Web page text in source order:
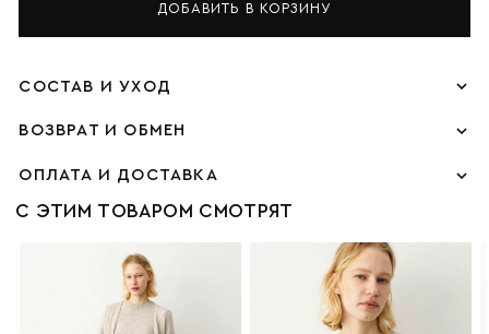
ДОБАВИТЬ В КОРЗИНУ
СОСТАВ И УХОД
ВОЗВРАТ И ОБМЕН
ОПЛАТА И ДОСТАВКА
С ЭТИМ ТОВАРОМ СМОТРЯТ